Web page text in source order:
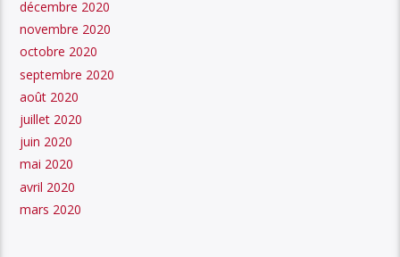
décembre 2020
novembre 2020
octobre 2020
septembre 2020
août 2020
juillet 2020
juin 2020
mai 2020
avril 2020
mars 2020